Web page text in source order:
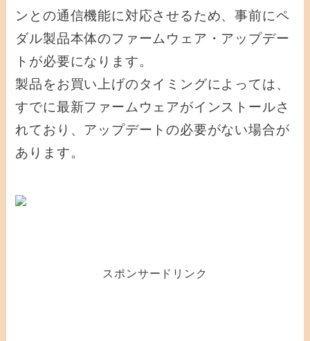
ンとの通信機能に対応させるため、事前にペ
ダル製品本体のファームウェア・アップデー
トが必要になります。
製品をお買い上げのタイミングによっては、
すでに最新ファームウェアがインストールさ
れており、アップデートの必要がない場合が
あります。
スポンサードリンク